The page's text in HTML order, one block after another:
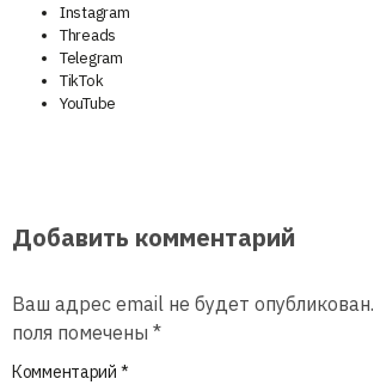
Instagram
Threads
Telegram
TikTok
YouTube
Добавить комментарий
Ваш адрес email не будет опубликован.
поля помечены *
Комментарий *